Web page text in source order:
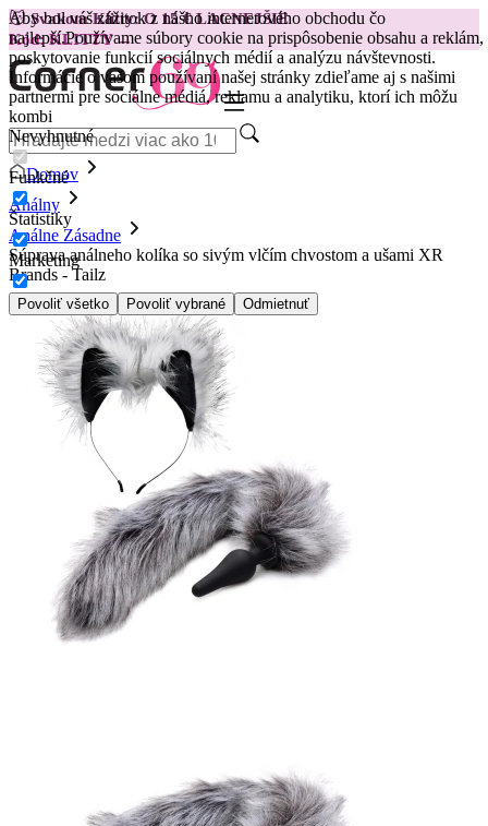
Aby bol váš zážitok z nášho internetového obchodu čo
najlepší.Používame súbory cookie na prispôsobenie obsahu a reklám,
poskytovanie funkcií sociálnych médií a analýzu návštevnosti.
Informácie o vašom používaní našej stránky zdieľame aj s našimi
partnermi pre sociálne médiá, reklamu a analytiku, ktorí ich môžu
kombi
Nevyhnutné
Funkčné
Štatistiky
Marketing
Povoliť všetko Povoliť vybrané Odmietnuť
😽Svakom Klitty: O 15 € LACNEJŠIE
Kód: KLITTY →
Domov
Análny
Análne Zásadne
Súprava análneho kolíka so sivým vlčím chvostom a ušami XR
Brands - Tailz